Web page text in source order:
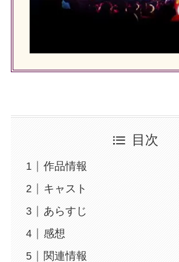
目次
作品情報
キャスト
あらすじ
感想
関連情報